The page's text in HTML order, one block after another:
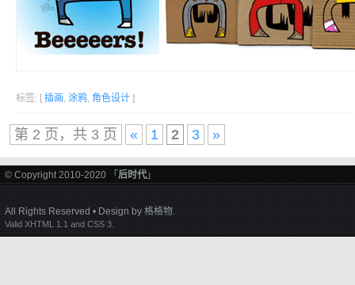
标签: [ 插画, 涂鸦, 角色设计 ]
第 2 页，共 3 页 « 1 2 3 »
© Copyright 2010-2020 「 后时代 」
All Rights Reserved • Design by 格格物.
Valid XHTML 1.1 and CSS 3.